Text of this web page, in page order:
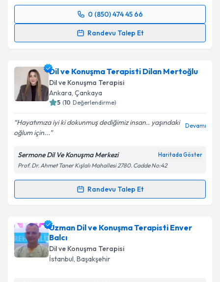
Metni'ni okudum ve kişisel verilerimin belirtilen
kapsamda işlenmesini kabul ediyorum.
0 (850) 474 45 66
Randevu Talep Et
Randevu Takvimi Talebi
randevu almanız için bir takvim hazırlandığında e-
posta ile bilgilendireceğiz.
E-posta Adresiniz
Metni'ni okudum ve kişisel verilerimin belirtilen
kapsamda işlenmesini kabul ediyorum.
Takvim Talebini Gönder
Dil ve Konuşma Terapisti Dilan Mertoğlu
Dil ve Konuşma Terapisi
Ankara, Çankaya
5 (10 Değerlendirme)
Hayatımıza iyi ki dokunmuş dediğimiz insan.. yaşındaki
oğlum için...
Devamı
Sermone Dil Ve Konuşma Merkezi Haritada Göster
Prof. Dr. Ahmet Taner Kışlalı Mahallesi 2780. Cadde No:42
Randevu Talep Et
Randevu Takvimi Talebi
Dil ve Konuşma Terapisti Dilan Mertoğlu için
randevu takvimi talebi oluşturun. Size bu uzmandan
randevu almanız için bir takvim hazırlandığında e-
posta ile bilgilendireceğiz.
Uzman Dil ve Konuşma Terapisti Enver
Balcı
Dil ve Konuşma Terapisi
İstanbul, Başakşehir